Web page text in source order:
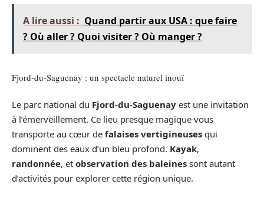
A lire aussi : Quand partir aux USA : que faire
? Où aller ? Quoi visiter ? Où manger ?
Fjord-du-Saguenay : un spectacle naturel inouï
Le parc national du Fjord-du-Saguenay est une invitation
à l’émerveillement. Ce lieu presque magique vous
transporte au cœur de falaises vertigineuses qui
dominent des eaux d’un bleu profond. Kayak,
randonnée, et observation des baleines sont autant
d’activités pour explorer cette région unique.